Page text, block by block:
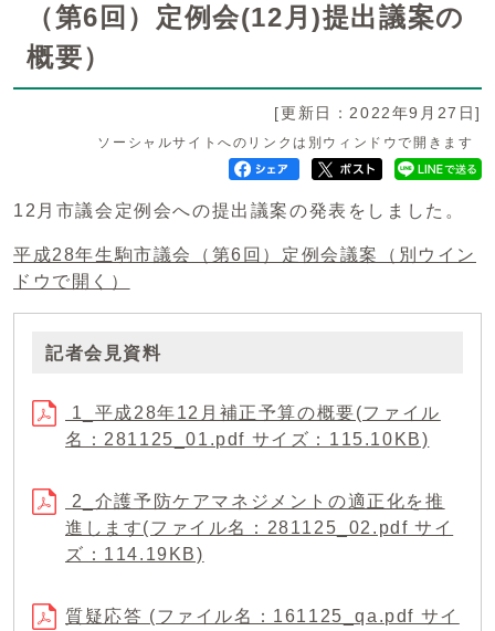
（第6回）定例会(12月)提出議案の
概要）
[更新日：2022年9月27日]
ソーシャルサイトへのリンクは別ウィンドウで開きます
12月市議会定例会への提出議案の発表をしました。
平成28年生駒市議会（第6回）定例会議案
（別ウイン
ドウで開く）
記者会見資料
1_平成28年12月補正予算の概要(ファイル
名：281125_01.pdf サイズ：115.10KB)
2_介護予防ケアマネジメントの適正化を推
進します(ファイル名：281125_02.pdf サイ
ズ：114.19KB)
質疑応答 (ファイル名：161125_qa.pdf サイ